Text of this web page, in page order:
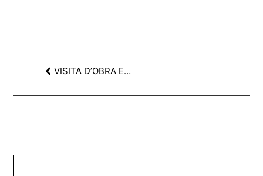
VISITA D’OBRA EN EDIFICI D’HABITATGES AL CARMEL